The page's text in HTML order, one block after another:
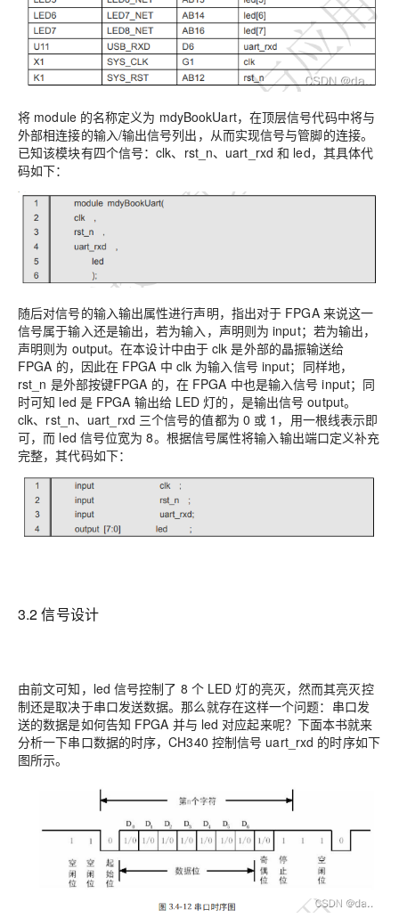
将 module 的名称定义为 mdyBookUart，在顶层信号代码中将与
外部相连接的输入/输出信号列出，从而实现信号与管脚的连接。
已知该模块有四个信号：clk、rst_n、uart_rxd 和 led，其具体代
码如下：
随后对信号的输入输出属性进行声明，指出对于 FPGA 来说这一
信号属于输入还是输出，若为输入，声明则为 input；若为输出，
声明则为 output。在本设计中由于 clk 是外部的晶振输送给
FPGA 的，因此在 FPGA 中 clk 为输入信号 input；同样地，
rst_n 是外部按键FPGA 的，在 FPGA 中也是输入信号 input；同
时可知 led 是 FPGA 输出给 LED 灯的，是输出信号 output。
clk、rst_n、uart_rxd 三个信号的值都为 0 或 1，用一根线表示即
可，而 led 信号位宽为 8。根据信号属性将输入输出端口定义补充
完整，其代码如下：
3.2 信号设计
由前文可知，led 信号控制了 8 个 LED 灯的亮灭，然而其亮灭控
制还是取决于串口发送数据。那么就存在这样一个问题：串口发
送的数据是如何告知 FPGA 并与 led 对应起来呢？下面本书就来
分析一下串口数据的时序，CH340 控制信号 uart_rxd 的时序如下
图所示。